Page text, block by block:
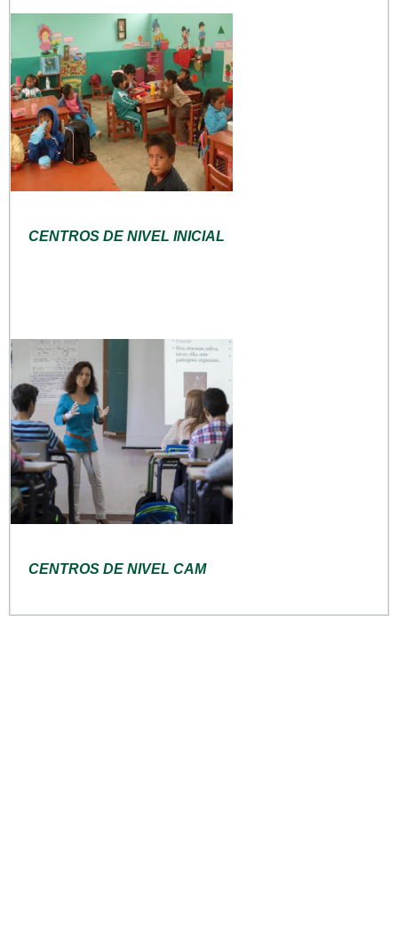
CENTROS DE NIVEL INICIAL
CENTROS DE NIVEL CAM